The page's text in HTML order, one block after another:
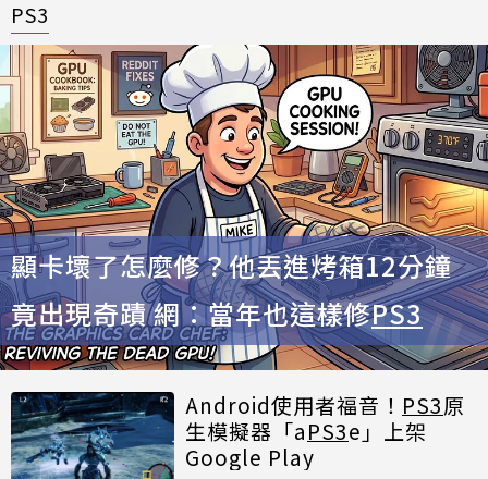
PS3
顯卡壞了怎麼修？他丟進烤箱12分鐘
竟出現奇蹟 網：當年也這樣修PS3
Android使用者福音！ PS3原
生模擬器「aPS3e」上架
Google Play